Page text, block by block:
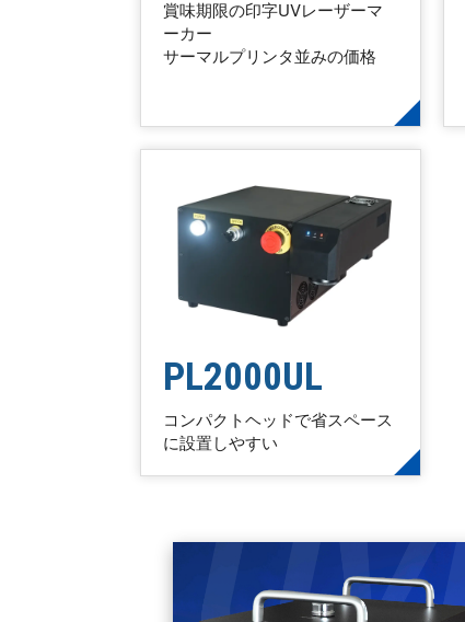
賞味期限の印字UVレーザーマ
ーカー
サーマルプリンタ並みの価格
PL2000UL
コンパクトヘッドで省スペース
に設置しやすい